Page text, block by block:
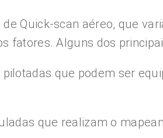
Quick-scan aéreo, que
fatores. Alguns dos
que podem ser
que realizam o